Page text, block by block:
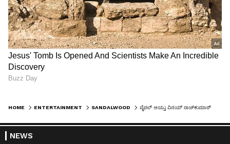
HOME ENTERTAINMENT SANDALWOOD
NEWS